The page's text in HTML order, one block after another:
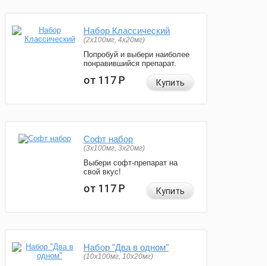
Набор Классический
(2x100мг, 4x20мг)
Попробуй и выбери наиболее
понравившийся препарат.
от 117Р Купить
Софт набор
(3x100мг, 3x20мг)
Выбери софт-препарат на
свой вкус!
от 117Р Купить
Набор "Два в одном"
(10x100мг, 10x20мг)